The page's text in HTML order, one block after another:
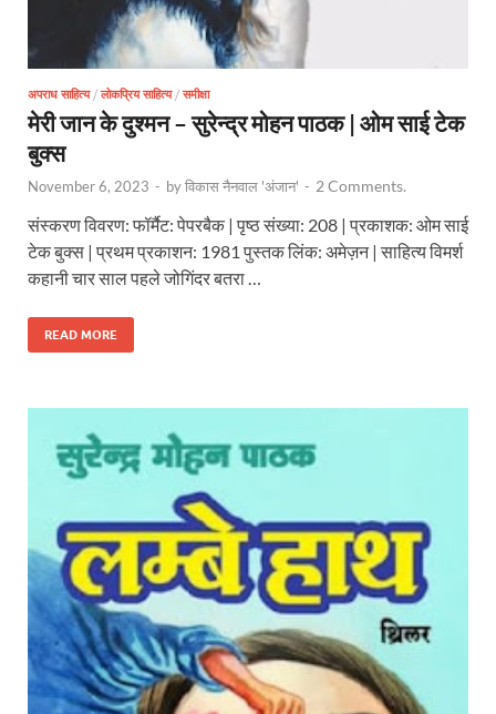
अपराध साहित्य/ लोकप्रिय साहित्य/ समीक्षा
मेरी जान के दुश्मन – सुरेन्द्र मोहन पाठक | ओम साई टेक
बुक्स
November 6, 2023 - byविकास नैनवाल 'अंजान' - 2 Comments.
संस्करण विवरण: फॉर्मैट: पेपरबैक | पृष्ठ संख्या: 208 | प्रकाशक: ओम साई
टेक बुक्स | प्रथम प्रकाशन: 1981 पुस्तक लिंक: अमेज़न | साहित्य विमर्श
कहानी चार साल पहले जोगिंदर बतरा …
READ MORE